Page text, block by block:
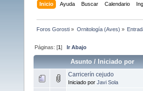
Inicio Ayuda Buscar Calendario
Foros Gorosti » Ornitología (Aves) »
Páginas: [1]Ir Abajo
Asunto /Iniciado por
Carricerín cejudo
Iniciado por Javi Sola